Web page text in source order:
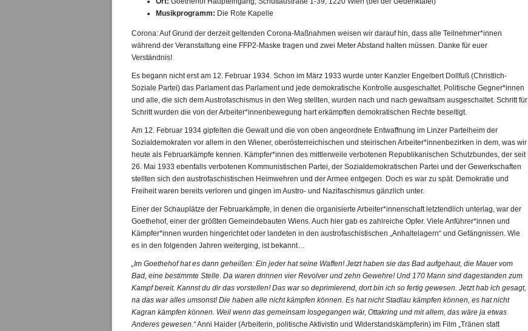
Musikprogramm: Die Rote Kapelle
Corona: Auf Grund der derzeit geltenden Corona-Maßnahmen weisen wir darauf hin, dass alle Teilnehmer*innen
während der Veranstaltung eine FFP2-Maske tragen und zwei Meter Abstand halten müssen. Danke für euer
Verständnis!
Es begann nicht erst am 12. Februar 1934. Schon im März 1933 wurde unter Kanzler Engelbert Dollfuß (Christlich-
Soziale Partei) das Parlament das Parlament und jede demokratische Kontrolle ausgeschaltet. Politische Gegner*innen
und alle, die sich dem Austrofaschismus in den Weg stellten, wurden nach und nach gewaltsam ausgeschaltet. Schritt für
Schritt wurden die von der Arbeiter*innenbewegung hart erkämpften demokratischen Rechte beseitigt.
Am 12. Februar 1934 gipfelten die Gewalt und die von oben angeordnete Entwaffnung im Linzer Parteiheim der
Sozialdemokraten vor allem in den Wiener, oberösterreichischen und steirischen Arbeiter*innenbezirken in dem, was wir
heute als Februarkämpfe kennen. Kämpfer*innen des mittlerweile verbotenen Republikanischen Schutzbundes, der seit
26. Mai 1933 ebenfalls verbotenen Kommunistischen Partei, der Sozialdemokratischen Partei und der Gewerkschaften
stellten sich den austrofaschistischen Heimwehren und der Armee entgegen. Doch es war zu spät. Demokratie und
Freiheit waren bereits verloren und gingen im Austro- und Nazifaschismus gänzlich unter.
Einer der Schauplätze der Februarkämpfe, in denen die organisierte Arbeiter*innenschaft letztendlich unterlag, war der
Goethehof, einer der größten Gemeindebauten Wiens. Auch hier gab es zahlreiche Opfer. Viele Anführer*innen und
Kämpfer*innen wurden hingerichtet oder landeten in den austrofaschistischen „Anhaltelagern“ und Gefängnissen. Wie
es in den folgenden Jahren weiterging, ist bekannt…
„Im Goethehof hat es dann geheißen: Ein jeder hat seine Waffen! Jetzt haben sie das Bad aufgehaut, die Mauer vom
Bad, eine bestimmte Stelle. Da waren drinnen vier Revolver und zehn Gewehre! Und 170 Mann sind dagestanden zum
Kampf bereit. Kannst du dir das vorstellen! Das war so deprimierend, dort bin ich so fertig gewesen. Jetzt hab ich gesagt,
na das war alles umsonst! Die haben alle nicht kämpfen können. Es hat nicht Stadlau kämpfen können, es hat nicht
Kagran kämpfen können. Weil wenn das gemeinsam losgegangen wär, Ottakring und mit allem, das wäre ja etwas
Anderes gewesen.“Anni Haider (Arbeiterin, politische Aktivistin und Widerstandskämpferin) im Film „Tränen statt